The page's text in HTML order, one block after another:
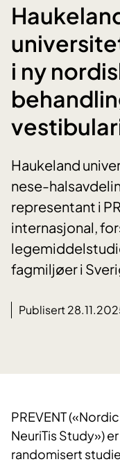
i ny
Haukeland
nese-
representant i
internasjonal,
fagmiljøer i
Publisert
PREVENT
NeuriTis Study»)
randomisert